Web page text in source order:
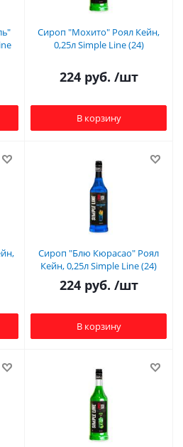
Сироп "Мохито" Роял Кейн,
0,25л Simple Line (24)
224руб. /шт
В корзину
Сироп "Блю Кюрасао" Роял
Кейн, 0,25л Simple Line (24)
224руб. /шт
В корзину